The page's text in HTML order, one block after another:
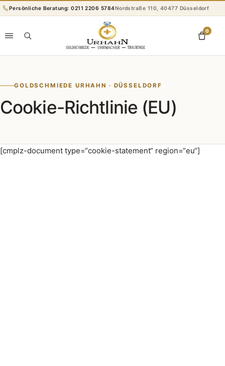
Zum
Inhalt
springen
Persönliche Beratung: 0211 2206 5784Nordstraße 110, 40477 Düsseldorf
0
GOLDSCHMIEDE URHAHN · DÜSSELDORF
Cookie-Richtlinie (EU)
[cmplz-document type=“cookie-statement“ region=“eu“]